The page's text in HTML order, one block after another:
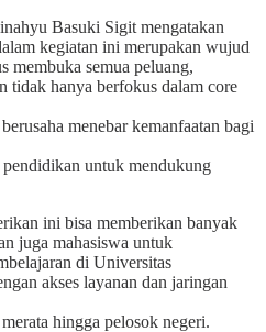
Basuki Sigit mengatakan
kegiatan ini merupakan wujud
membuka semua peluang,
tidak hanya berfokus dalam core
menebar kemanfaatan bagi
untuk mendukung
ini bisa memberikan banyak
juga mahasiswa untuk
di Universitas
akses layanan dan jaringan
hingga pelosok negeri.